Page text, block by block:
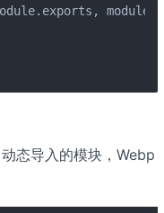
动态导入的模块，Webp